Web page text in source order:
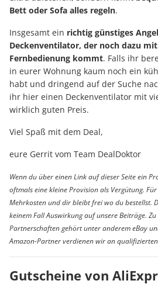
Bett oder Sofa alles regeln.
Insgesamt ein richtig günstiges
Deckenventilator, der noch dazu
Fernbedienung kommt. Falls ihr
in eurer Wohnung kaum noch ein
habt und dringend auf der Suche
ihr hier einen Deckenventilator mit
wirklich guten Preis.
Viel Spaß mit dem Deal,
eure Gerrit vom Team DealDoktor
Wenn du über einen Link auf dieser Seite ein
oftmals eine kleine Provision als Vergütung.
Mehrkosten und dir bleibt frei wo du bestellst.
keinem Fall Auswirkung auf unsere Beiträge.
Partnerschaften gehört unter anderem eBay
Amazon-Partner verdienen wir an
Gutscheine von